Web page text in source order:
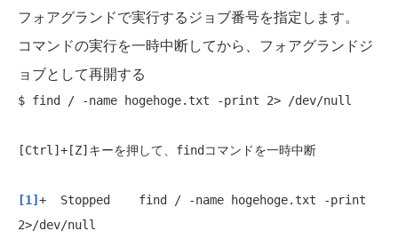
フォアグランドで実行するジョブ番号を指定します。
コマンドの実行を一時中断してから、フォアグランドジ
ョブとして再開する
$ find / -name hogehoge.txt -print 2> /dev/null
[Ctrl]+[Z]キーを押して、findコマンドを一時中断
[1] +  Stopped    find / -name hogehoge.txt -print
2>/dev/null